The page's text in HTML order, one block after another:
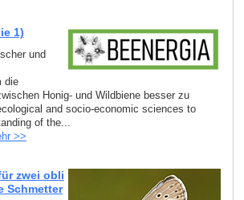
1)
und
die
Honig- und Wildbiene besser zu
and socio-economic sciences to
of the...
>>
zwei obli
Schmetter